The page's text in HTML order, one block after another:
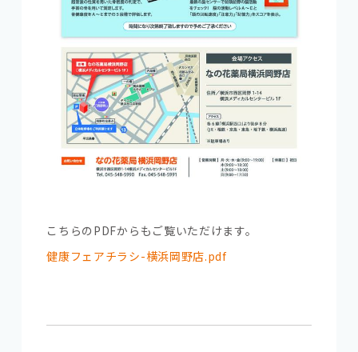
こちらのPDFからもご覧いただけます。
健康フェアチラシ-横浜岡野店.pdf